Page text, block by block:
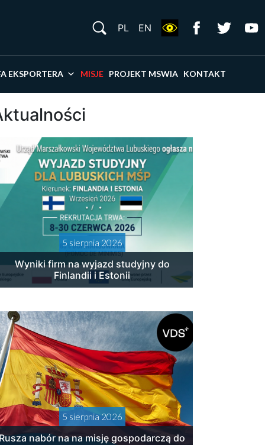
EKSPORTERA MISJE PROJEKT MSWIA KONTAKT
PL EN
5 sierpnia 2026
Wyniki firm na wyjazd studyjny do
Finlandii i Estonii
5 sierpnia 2026
nabór na na misję gospodarczą do